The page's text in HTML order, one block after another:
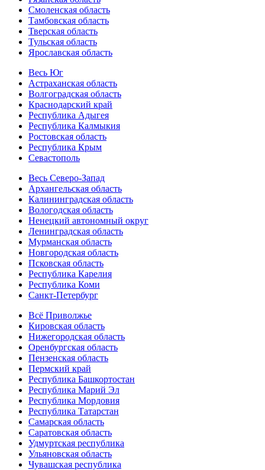
Смоленская область
Тамбовская область
Тверская область
Тульская область
Ярославская область
Весь Юг
Астраханская область
Волгоградская область
Краснодарский край
Республика Адыгея
Республика Калмыкия
Ростовская область
Республика Крым
Севастополь
Весь Северо-Запад
Архангельская область
Калининградская область
Вологодская область
Ненецкий автономный округ
Ленинградская область
Мурманская область
Новгородская область
Псковская область
Республика Карелия
Республика Коми
Санкт-Петербург
Всё Приволжье
Кировская область
Нижегородская область
Оренбургская область
Пензенская область
Пермский край
Республика Башкортостан
Республика Марий Эл
Республика Мордовия
Республика Татарстан
Самарская область
Саратовская область
Удмуртская республика
Ульяновская область
Чувашская республика